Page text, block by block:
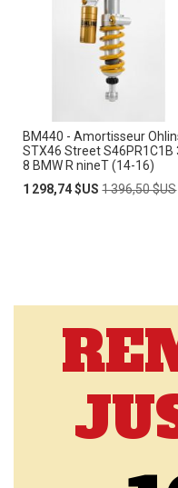
BM440 - Amortisseur
STX46 Street S46PR1C1B
8 BMW R nineT (14-16)
Prix
1 298,74 $US Prix
1 396,50 $US